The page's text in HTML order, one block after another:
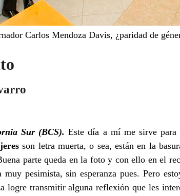
Carlos Mendoza Davis, ¿paridad de
Sur (BCS). Este día a mí me sirve para
son letra muerta, o sea, están en la
parte queda en la foto y con ello en el
muy pesimista, sin esperanza pues. Pero
logre transmitir alguna reflexión que les